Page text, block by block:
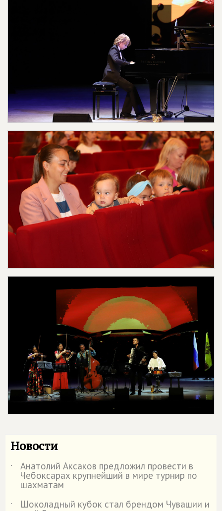
Новости
˙ Анатолий Аксаков предложил провести в
Чебоксарах крупнейший в мире турнир по
шахматам
˙
Шоколадный кубок стал брендом Чувашии и